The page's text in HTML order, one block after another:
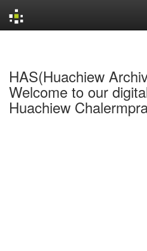
HAS(Huachiew
Welcome to our
Huachiew